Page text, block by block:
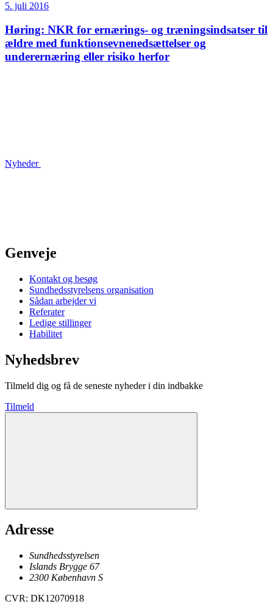
5. juli 2016
Høring: NKR for ernærings- og træningsindsatser til
ældre med funktionsevne­nedsættelser og
underernæring eller risiko herfor
Nyheder
Genveje
Kontakt og besøg
Sundhedsstyrelsens organisation
Sådan arbejder vi
Referater
Ledige stillinger
Habilitet
Nyhedsbrev
Tilmeld dig og få de seneste nyheder i din indbakke
Tilmeld
Adresse
Sundhedsstyrelsen
Islands Brygge 67
2300 København S
CVR: DK12070918